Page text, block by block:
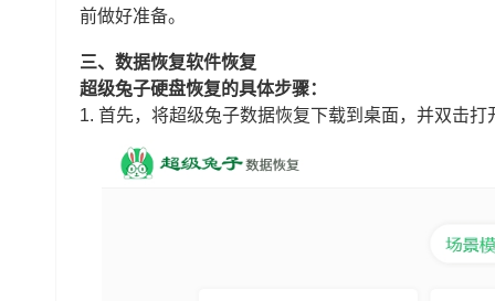
前做好准备。
三、数据恢复软件恢复
超级兔子硬盘恢复的具体步骤：
1. 首先，将超级兔子数据恢复下载到桌面，并双击打